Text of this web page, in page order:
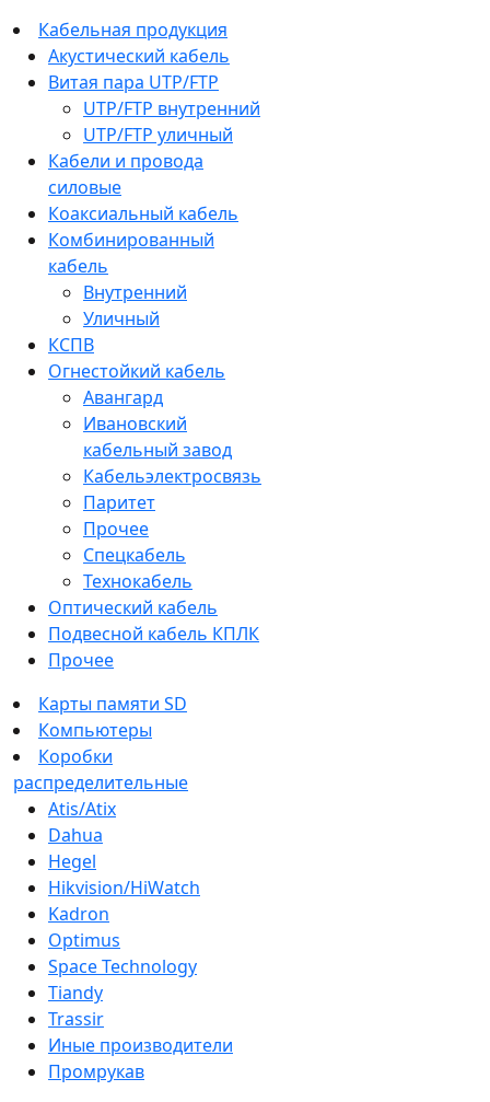
Кабельная продукция
Акустический кабель
Витая пара UTP/FTP
UTP/FTP внутренний
UTP/FTP уличный
Кабели и провода
силовые
Коаксиальный кабель
Комбинированный
кабель
Внутренний
Уличный
КСПВ
Огнестойкий кабель
Авангард
Ивановский
кабельный завод
Кабельэлектросвязь
Паритет
Прочее
Спецкабель
Технокабель
Оптический кабель
Подвесной кабель КПЛК
Прочее
Карты памяти SD
Компьютеры
Коробки
распределительные
Atis/Atix
Dahua
Hegel
Hikvision/HiWatch
Kadron
Optimus
Space Technology
Tiandy
Trassir
Иные производители
Промрукав